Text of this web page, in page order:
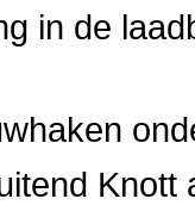
in de